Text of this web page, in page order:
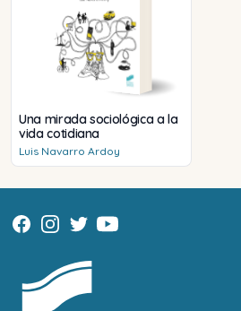
Una mirada sociológica a la
vida cotidiana
Luis Navarro Ardoy